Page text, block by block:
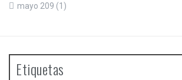
mayo 209 (1)
Etiquetas